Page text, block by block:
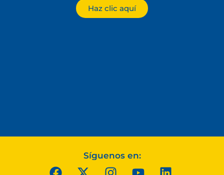
Haz clic aquí
Síguenos en: